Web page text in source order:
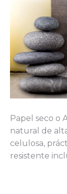
Papel seco o
natural de
celulosa,
resistente